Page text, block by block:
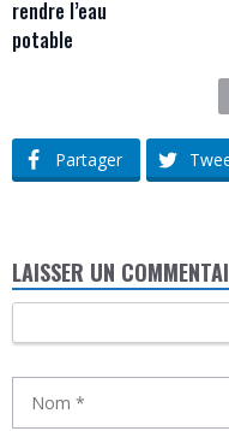
rendre l’eau
potable
Partager
LAISSER UN
Nom